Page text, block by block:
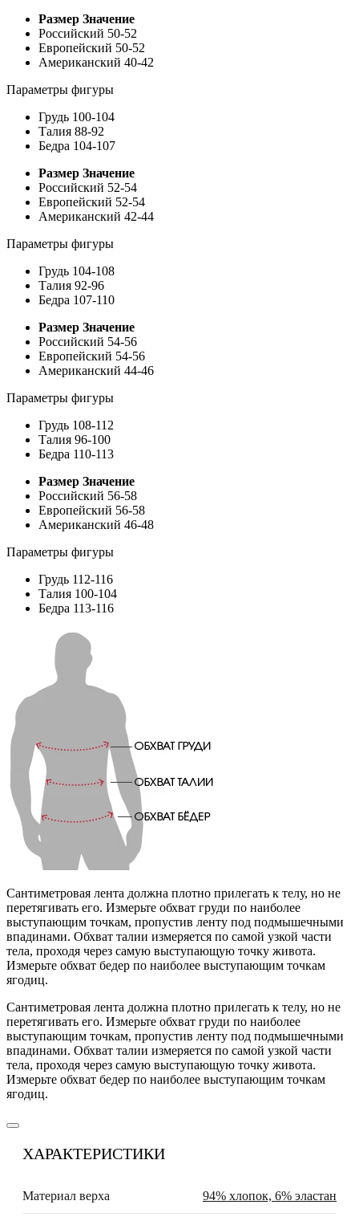
Размер Значение
Российский 50-52
Европейский 50-52
Американский 40-42
Параметры фигуры
Грудь 100-104
Талия 88-92
Бедра 104-107
Размер Значение
Российский 52-54
Европейский 52-54
Американский 42-44
Параметры фигуры
Грудь 104-108
Талия 92-96
Бедра 107-110
Размер Значение
Российский 54-56
Европейский 54-56
Американский 44-46
Параметры фигуры
Грудь 108-112
Талия 96-100
Бедра 110-113
Размер Значение
Российский 56-58
Европейский 56-58
Американский 46-48
Параметры фигуры
Грудь 112-116
Талия 100-104
Бедра 113-116
Сантиметровая лента должна плотно прилегать к телу, но не
перетягивать его. Измерьте обхват груди по наиболее
выступающим точкам, пропустив ленту под подмышечными
впадинами. Обхват талии измеряется по самой узкой части
тела, проходя через самую выступающую точку живота.
Измерьте обхват бедер по наиболее выступающим точкам
ягодиц.
Сантиметровая лента должна плотно прилегать к телу, но не
перетягивать его. Измерьте обхват груди по наиболее
выступающим точкам, пропустив ленту под подмышечными
впадинами. Обхват талии измеряется по самой узкой части
тела, проходя через самую выступающую точку живота.
Измерьте обхват бедер по наиболее выступающим точкам
ягодиц.
ХАРАКТЕРИСТИКИ
Материал верха 94% хлопок, 6% эластан